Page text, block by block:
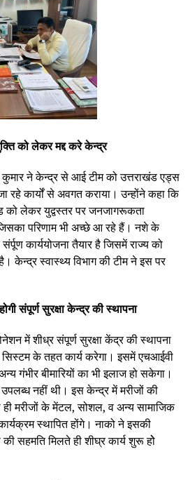
को लेकर मद्द करे केन्द्र
ने केन्द्र से आई टीम को उत्तराखंड एड्स
रहे कार्यों से अवगत कराया। उन्होंने कहा कि
को लेकर युद्वस्तर पर जनजागरूकता
परिणाम भी अच्छे आ रहे हैं। नशे के
कार्ययोजना तैयार है जिसमें राज्य को
केन्द्र स्वास्थ्य विभाग की टीम ने इस पर
संपूर्ण सुरक्षा केन्द्र की स्थापना
में शीध्र संपूर्ण सुरक्षा केंद्र की स्थापना
सिस्टम के तहत कार्य करेगा। इसमें एचआईवी
गंभीर बीमारियों का भी इलाज हो सकेगा।
नहीं थी। इस केन्द्र में मरीजों की
मरीजों के मेंटल, सोशल, व अन्य सामाजिक
स्थापित होंगे। नाको ने इसकी
की सहमति मिलते ही शीघ्र कार्य शुरू होे